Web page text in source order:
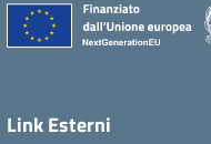
Link Esterni